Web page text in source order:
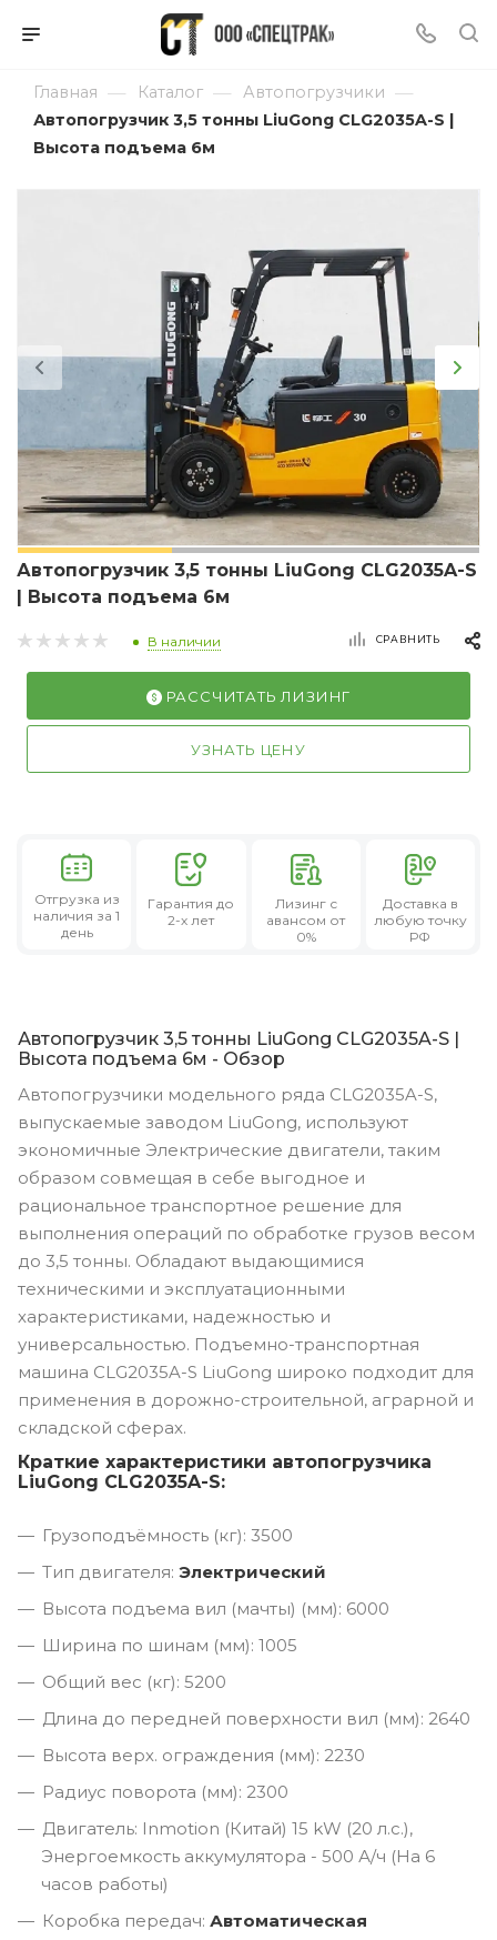
Главная — Каталог — Автопогрузчики —
Автопогрузчик 3,5 тонны LiuGong CLG2035A-S |
Высота подъема 6м
Автопогрузчик 3,5 тонны LiuGong CLG2035A-S
| Высота подъема 6м
В наличии СРАВНИТЬ
РАССЧИТАТЬ ЛИЗИНГ
УЗНАТЬ ЦЕНУ
Отгрузка из
наличия за 1
день
Гарантия до
2-х лет
Лизингс
авансом от
0%
Доставка в
любую точку
РФ
Автопогрузчик 3,5 тонны LiuGong CLG2035A-S |
Высота подъема 6м - Обзор
Автопогрузчики модельного ряда CLG2035A-S,
выпускаемые заводом LiuGong, используют
экономичные Электрические двигатели, таким
образом совмещая в себе выгодное и
рациональное транспортное решение для
выполнения операций по обработке грузов весом
до 3,5 тонны. Обладают выдающимися
техническими и эксплуатационными
характеристиками, надежностью и
универсальностью. Подъемно-транспортная
машина CLG2035A-S LiuGong широко подходит для
применения в дорожно-строительной, аграрной и
складской сферах.
Краткие характеристики автопогрузчика
LiuGong CLG2035A-S:
Грузоподъёмность (кг): 3500
Тип двигателя: Электрический
Высота подъема вил (мачты) (мм): 6000
Ширина по шинам (мм): 1005
Общий вес (кг): 5200
Длина до передней поверхности вил (мм): 2640
Высота верх. ограждения (мм): 2230
Радиус поворота (мм): 2300
Двигатель: Inmotion (Китай) 15 kW (20 л.с.),
Энергоемкость аккумулятора - 500 А/ч (На 6
часов работы)
Коробка передач: Автоматическая